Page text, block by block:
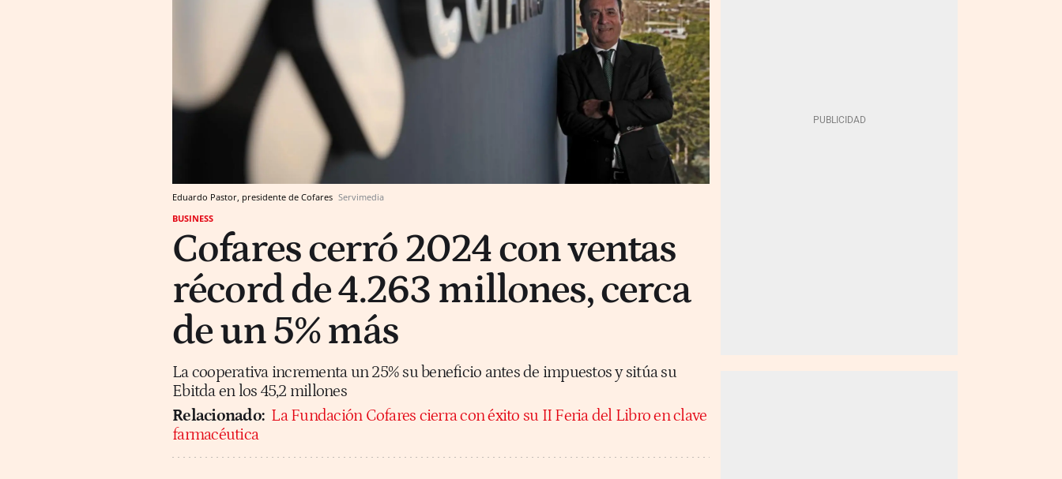
Eduardo Pastor, presidente de Cofares Servimedia
BUSINESS
Cofares cerró 2024 con ventas
récord de 4.263 millones, cerca
de un 5% más
La cooperativa incrementa un 25% su beneficio antes de impuestos y sitúa su
Ebitda en los 45,2 millones
Relacionado: La Fundación Cofares cierra con éxito su II Feria del Libro en clave
farmacéutica